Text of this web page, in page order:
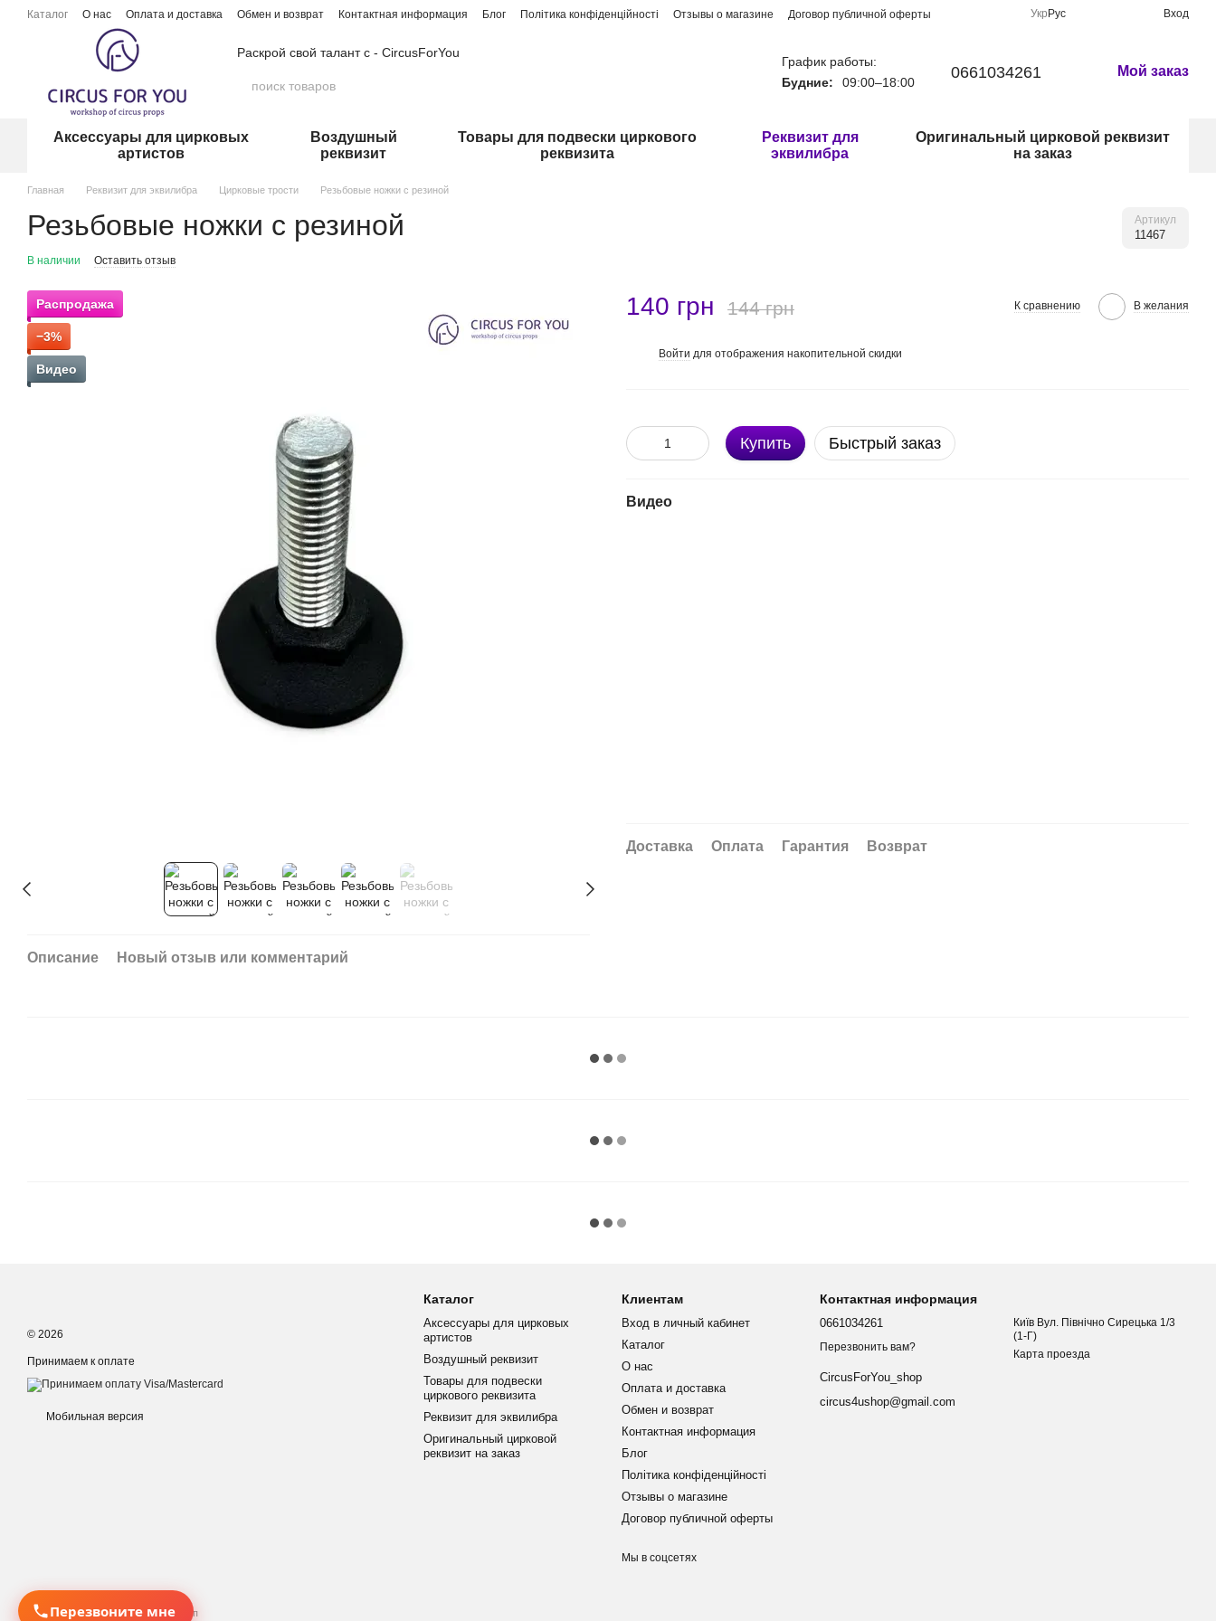
Перейти к основному контенту
Каталог О нас Оплата и доставка Обмен и возврат Контактная информация Блог Політика конфіденційності Отзывы о магазине Договор публичной оферты Укр Рус Вход
Раскрой свой талант с - CircusForYou
График работы:
Будние:
09:00–18:00
0661034261 Мой заказ
Аксессуары для цирковых
артистов
Воздушный
реквизит
Товары для подвески циркового
реквизита
Реквизит для
эквилибра
Оригинальный цирковой реквизит
на заказ
Главная Реквизит для эквилибра Цирковые трости Резьбовые ножки с резиной
Резьбовые ножки с резиной Артикул
11467
В наличии Оставить отзыв
Распродажа
−3%
Видео
Описание Новый отзыв или комментарий
140 грн 144 грн К сравнению В желания
Войти для отображения накопительной скидки
Купить Быстрый заказ
Видео
Доставка Оплата Гарантия Возврат
© 2026
Принимаем к оплате
Мобильная версия
Интернет-магазин создан с Хорошоп
Каталог
Аксессуары для цирковых
артистов
Воздушный реквизит
Товары для подвески
циркового реквизита
Реквизит для эквилибра
Оригинальный цирковой
реквизит на заказ
Клиентам
Вход в личный кабинет
Каталог
О нас
Оплата и доставка
Обмен и возврат
Контактная информация
Блог
Політика конфіденційності
Отзывы о магазине
Договор публичной оферты
Мы в соцсетях
Контактная информация
0661034261
Перезвонить вам?
CircusForYou_shop
circus4ushop@gmail.com
Київ Вул. Північно Сирецька 1/3
(1-Г)
Карта проезда
Перезвоните мне